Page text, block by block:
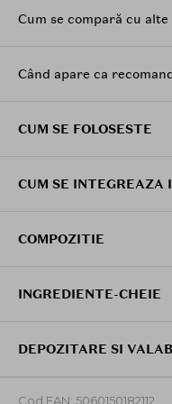
aproximativ 5 cm de
Cum se compară cu
Când apare ca
CUM SE FOLOSESTE
CUM SE INTEGREAZA
COMPOZITIE
INGREDIENTE-CHEIE
DEPOZITARE SI
Cod EAN: 5060150182112